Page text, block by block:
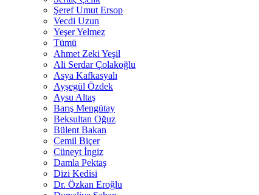
Şeref Umut Ersop
Vecdi Uzun
Yeşer Yelmez
Tümü
Ahmet Zeki Yeşil
Ali Serdar Çolakoğlu
Asya Kafkasyalı
Ayşegül Özdek
Aysu Altaş
Barış Mengütay
Beksultan Oğuz
Bülent Bakan
Cemil Biçer
Cüneyt İngiz
Damla Pektaş
Dizi Kedisi
Dr. Özkan Eroğlu